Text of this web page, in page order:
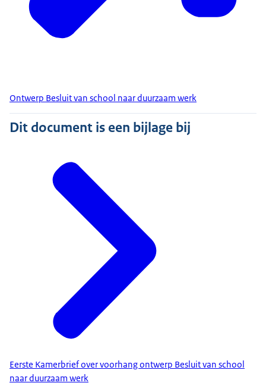
Ontwerp Besluit van school naar duurzaam werk
Dit document is een bijlage bij
Eerste Kamerbrief over voorhang ontwerp Besluit van school
naar duurzaam werk